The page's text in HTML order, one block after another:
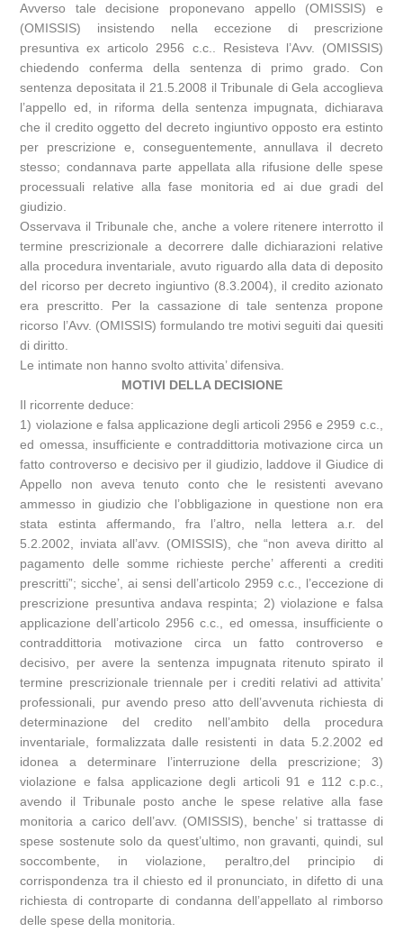
Avverso tale decisione proponevano appello (OMISSIS) e
(OMISSIS) insistendo nella eccezione di prescrizione
presuntiva ex articolo 2956 c.c.. Resisteva l’Avv. (OMISSIS)
chiedendo conferma della sentenza di primo grado. Con
sentenza depositata il 21.5.2008 il Tribunale di Gela accoglieva
l’appello ed, in riforma della sentenza impugnata, dichiarava
che il credito oggetto del decreto ingiuntivo opposto era estinto
per prescrizione e, conseguentemente, annullava il decreto
stesso; condannava parte appellata alla rifusione delle spese
processuali relative alla fase monitoria ed ai due gradi del
giudizio.
Osservava il Tribunale che, anche a volere ritenere interrotto il
termine prescrizionale a decorrere dalle dichiarazioni relative
alla procedura inventariale, avuto riguardo alla data di deposito
del ricorso per decreto ingiuntivo (8.3.2004), il credito azionato
era prescritto. Per la cassazione di tale sentenza propone
ricorso l’Avv. (OMISSIS) formulando tre motivi seguiti dai quesiti
di diritto.
Le intimate non hanno svolto attivita’ difensiva.
MOTIVI DELLA DECISIONE
Il ricorrente deduce:
1) violazione e falsa applicazione degli articoli 2956 e 2959 c.c.,
ed omessa, insufficiente e contraddittoria motivazione circa un
fatto controverso e decisivo per il giudizio, laddove il Giudice di
Appello non aveva tenuto conto che le resistenti avevano
ammesso in giudizio che l’obbligazione in questione non era
stata estinta affermando, fra l’altro, nella lettera a.r. del
5.2.2002, inviata all’avv. (OMISSIS), che “non aveva diritto al
pagamento delle somme richieste perche’ afferenti a crediti
prescritti”; sicche’, ai sensi dell’articolo 2959 c.c., l’eccezione di
prescrizione presuntiva andava respinta; 2) violazione e falsa
applicazione dell’articolo 2956 c.c., ed omessa, insufficiente o
contraddittoria motivazione circa un fatto controverso e
decisivo, per avere la sentenza impugnata ritenuto spirato il
termine prescrizionale triennale per i crediti relativi ad attivita’
professionali, pur avendo preso atto dell’avvenuta richiesta di
determinazione del credito nell’ambito della procedura
inventariale, formalizzata dalle resistenti in data 5.2.2002 ed
idonea a determinare l’interruzione della prescrizione; 3)
violazione e falsa applicazione degli articoli 91 e 112 c.p.c.,
avendo il Tribunale posto anche le spese relative alla fase
monitoria a carico dell’avv. (OMISSIS), benche’ si trattasse di
spese sostenute solo da quest’ultimo, non gravanti, quindi, sul
soccombente, in violazione, peraltro,del principio di
corrispondenza tra il chiesto ed il pronunciato, in difetto di una
richiesta di controparte di condanna dell’appellato al rimborso
delle spese della monitoria.